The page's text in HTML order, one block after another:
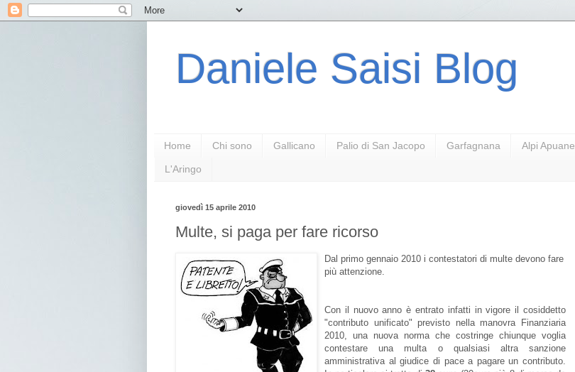
Daniele Saisi Blog
Home Chi sono Gallicano Palio di San Jacopo Garfagnana Alpi Apuane
L'Aringo
giovedì 15 aprile 2010
Multe, si paga per fare ricorso
Dal primo gennaio 2010 i contestatori di multe devono fare
più attenzione.
Con il nuovo anno è entrato infatti in vigore il cosiddetto
"contributo unificato" previsto nella manovra Finanziaria
2010, una nuova norma che costringe chiunque voglia
contestare una multa o qualsiasi altra sanzione
amministrativa al giudice di pace a pagare un contributo.